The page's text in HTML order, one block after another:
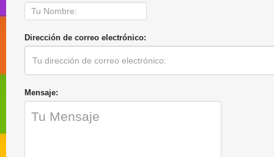
Dirección de correo electrónico:
Mensaje: